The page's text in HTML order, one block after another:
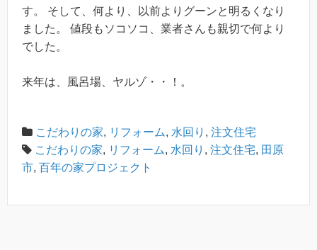
す。 そして、何より、以前よりグーンと明るくなり
ました。 値段もソコソコ、業者さんも親切で何より
でした。
来年は、風呂場、ヤルゾ・・！。
こだわりの家, リフォーム, 水回り , 注文住宅
こだわりの家, リフォーム, 水回り , 注文住宅, 田原
市, 百年の家プロジェクト